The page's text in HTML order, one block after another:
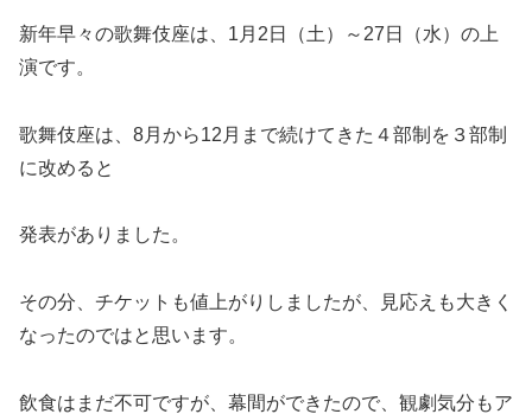
新年早々の歌舞伎座は、1月2日（土）～27日（水）の上
演です。
歌舞伎座は、8月から12月まで続けてきた４部制を３部制
に改めると
発表がありました。
その分、チケットも値上がりしましたが、見応えも大きく
なったのではと思います。
飲食はまだ不可ですが、幕間ができたので、観劇気分もア